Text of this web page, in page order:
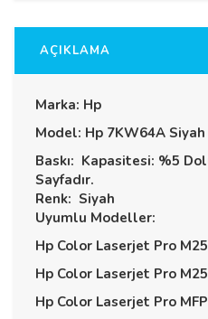
AÇIKLAMA
Marka: Hp
Model: Hp 7KW64A
Baskı: Kapasitesi: %5
Sayfadır.
Renk: Siyah
Uyumlu Modeller:
Hp Color Laserjet Pro
Hp Color Laserjet Pro
Hp Color Laserjet Pro